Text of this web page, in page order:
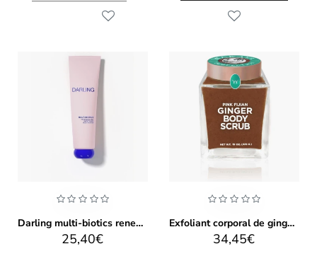
Darling multi-biotics renewing and smoothing body scrub 150 ml
25,40€
Exfoliant corporal de gingebre fijian rosa Wakaya 425 g
34,45€